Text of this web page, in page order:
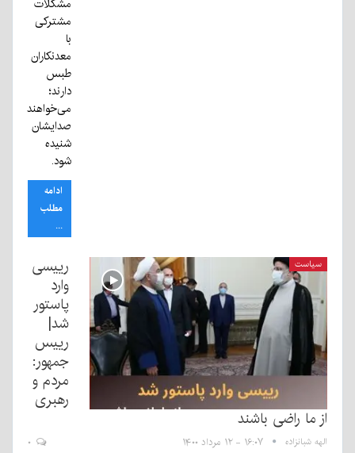
مشترکی
با
معدنکاران
طبس
دارند؛
می‌خواهند
صدایشان
شنیده
شود.
ادامه
مطلب
...
سیاست
رییسی
وارد
پاستور
شد|
رییس
جمهور:
مردم و
رهبری
از ما راضی باشند
الهه شبانزاده ۱۶:۰۷ - ۱۲ مرداد ۱۴۰۰